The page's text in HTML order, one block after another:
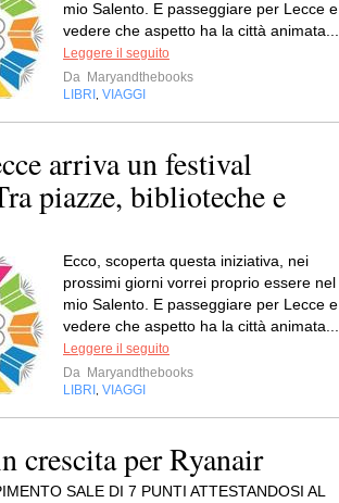
mio Salento. E passeggiare per Lecce e
vedere che aspetto ha la città animata...
Leggere il seguito
Da Maryandthebooks
LIBRI , VIAGGI
arriva un festival
piazze, biblioteche e
Ecco, scoperta questa iniziativa, nei
prossimi giorni vorrei proprio essere nel
mio Salento. E passeggiare per Lecce e
vedere che aspetto ha la città animata...
Leggere il seguito
Da Maryandthebooks
LIBRI , VIAGGI
crescita per Ryanair
SALE DI 7 PUNTI ATTESTANDOSI AL